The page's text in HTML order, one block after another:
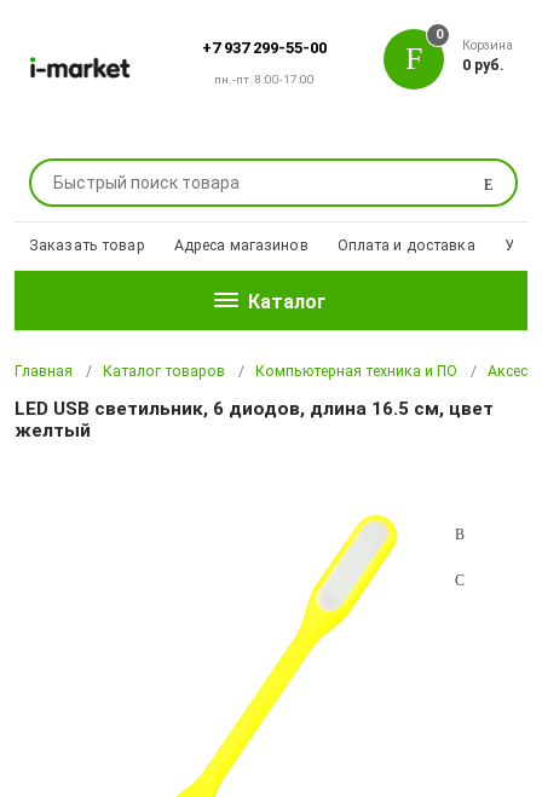
+7 937 299-55-00
пн.-пт. 8:00-17:00
Поиск
0
Корзина
0 руб.
Заказать товар Адреса магазинов Оплата и доставка
Каталог
Главная Каталог товаров Компьютерная техника и ПО
LED USB светильник, 6 диодов, длина 16.5 см, цвет
желтый